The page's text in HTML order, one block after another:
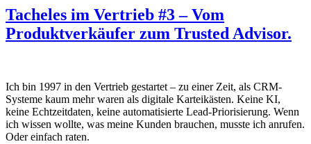
Tacheles im Vertrieb #3 – Vom
Produktverkäufer zum Trusted Advisor.
Ich bin 1997 in den Vertrieb gestartet – zu einer Zeit, als CRM-
Systeme kaum mehr waren als digitale Karteikästen. Keine KI,
keine Echtzeitdaten, keine automatisierte Lead-Priorisierung. Wenn
ich wissen wollte, was meine Kunden brauchen, musste ich anrufen.
Oder einfach raten.